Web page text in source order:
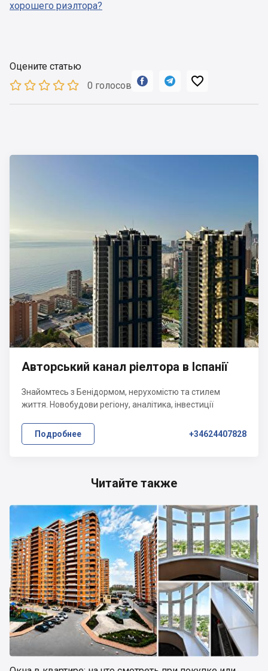
хорошего риэлтора?
Оцените статью
0 голосов
  
Читайте также
Авторський канал ріелтора в Іспанії
Знайомтесь з Бенідормом, нерухомістю та стилем
життя. Новобудови регіону, аналітика, інвестиції
Подробнее +34624407828